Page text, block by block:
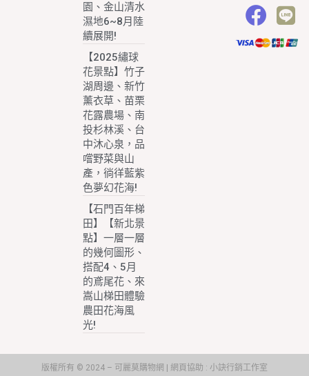
園、金山清水
濕地6~8月陸
續展開!
【2025繡球
花景點】竹子
湖周邊、新竹
薰衣草、苗栗
花露農場、南
投杉林溪、台
中沐心泉，品
嚐野菜與山
產，徜徉藍紫
色夢幻花海!
【石門百年梯
田】【新北景
點】一層一層
的幾何圖形、
搭配4、5月
的鳶尾花、來
嵩山梯田體驗
農田花海風
光!
版權所有 © 2024 – 可麗莫購物網 | 網頁協助 : 小訣行銷工作室